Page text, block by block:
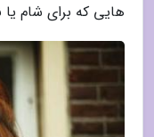
هایی که برای شام یا